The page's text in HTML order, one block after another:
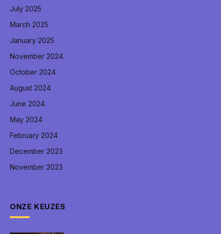
July 2025
March 2025
January 2025
November 2024
October 2024
August 2024
June 2024
May 2024
February 2024
December 2023
November 2023
ONZE KEUZES